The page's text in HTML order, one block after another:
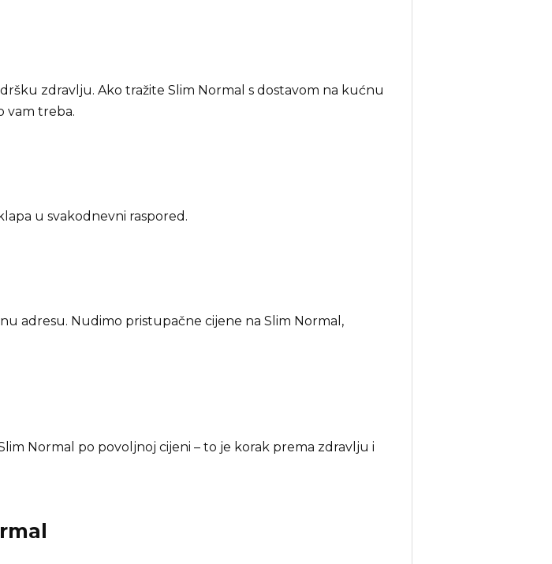
zdravlju. Ako tražite Slim Normal s dostavom na kućnu
vam treba.
u svakodnevni raspored.
adresu. Nudimo pristupačne cijene na Slim Normal,
Normal po povoljnoj cijeni – to je korak prema zdravlju i